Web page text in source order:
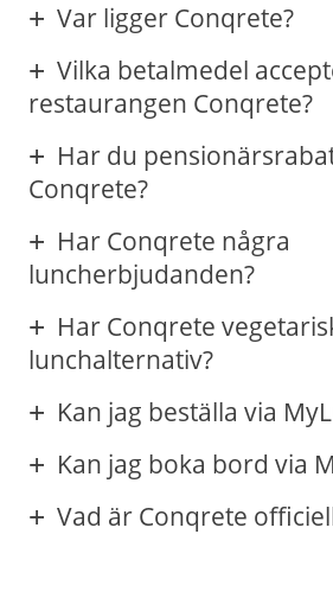
Var ligger Conqrete?
Vilka betalmedel
restaurangen Conqrete?
Har du
Conqrete?
Har Conqrete några
luncherbjudanden?
Har Conqrete
lunchalternativ?
Kan jag beställa via
Kan jag boka bord via
Vad är Conqrete